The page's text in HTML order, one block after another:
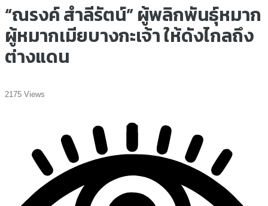
“ณรงค์ สำลีรัตน์” ผู้พลิกพันธุ์หมาก
ผู้หมากเมียบางกะเจ้า ให้ดังไกลถึง
ต่างแดน
2175 Views